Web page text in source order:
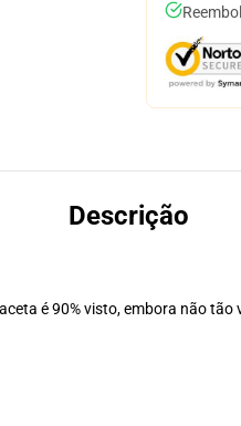
Descrição
é 90% visto, embora não